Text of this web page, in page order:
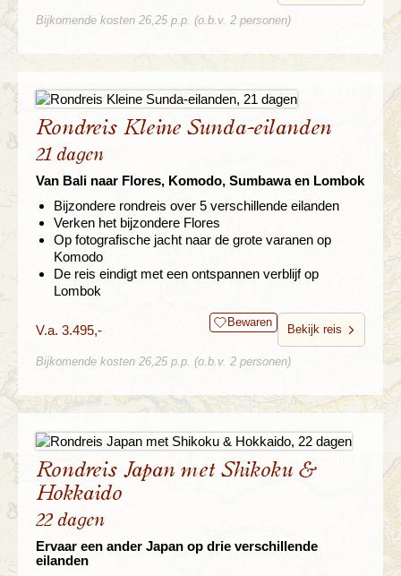
Bijkomende kosten 26,25 p.p. (o.b.v. 2 personen)
Rondreis Kleine Sunda-eilanden
21 dagen
Van Bali naar Flores, Komodo, Sumbawa en Lombok
Bijzondere rondreis over 5 verschillende eilanden
Verken het bijzondere Flores
Op fotografische jacht naar de grote varanen op
Komodo
De reis eindigt met een ontspannen verblijf op
Lombok
V.a. 3.495,- Bewaren
Bekijk reis
Bijkomende kosten 26,25 p.p. (o.b.v. 2 personen)
Rondreis Japan met Shikoku &
Hokkaido
22 dagen
Ervaar een ander Japan op drie verschillende
eilanden